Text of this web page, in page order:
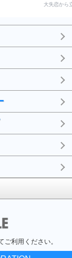
大失恋から
利用ください。